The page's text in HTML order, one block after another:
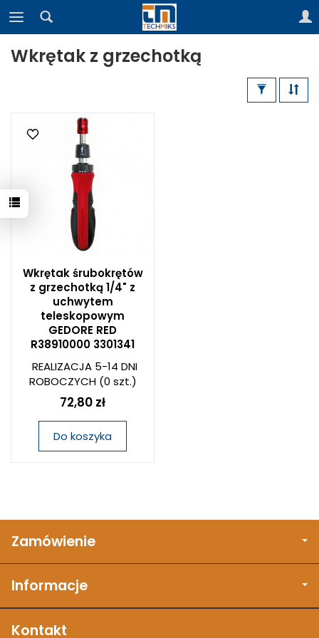
Wkrętak z grzechotką
Wkrętak śrubokrętów
z grzechotką 1/4" z
uchwytem
teleskopowym
GEDORE RED
R38910000 3301341
REALIZACJA 5-14 DNI
ROBOCZYCH(0 szt.)
72,80 zł
Do koszyka
Zamówienie
Informacje
Kontakt